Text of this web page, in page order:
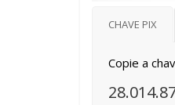
CHAVE PIX
Copie a